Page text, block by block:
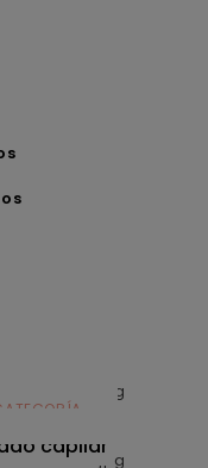
Solarescapilar